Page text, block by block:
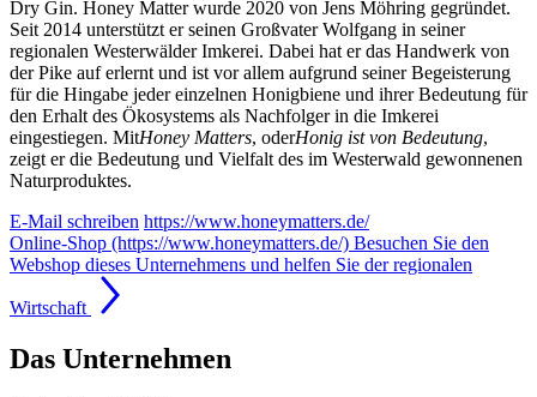
Dry Gin. Honey Matter wurde 2020 von Jens Möhring gegründet.
Seit 2014 unterstützt er seinen Großvater Wolfgang in seiner
regionalen Westerwälder Imkerei. Dabei hat er das Handwerk von
der Pike auf erlernt und ist vor allem aufgrund seiner Begeisterung
für die Hingabe jeder einzelnen Honigbiene und ihrer Bedeutung für
den Erhalt des Ökosystems als Nachfolger in die Imkerei
eingestiegen. MitHoney Matters, oderHonig ist von Bedeutung,
zeigt er die Bedeutung und Vielfalt des im Westerwald gewonnenen
Naturproduktes.
E-Mail schreiben https://www.honeymatters.de/
Online-Shop (https://www.honeymatters.de/) Besuchen Sie den
Webshop dieses Unternehmens und helfen Sie der regionalen
Wirtschaft
Das Unternehmen